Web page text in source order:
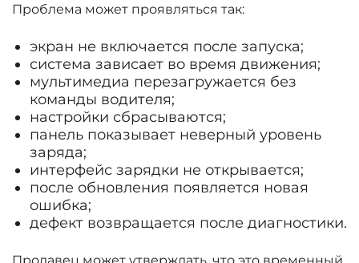
Проблема может проявляться так:
экран не включается после запуска;
система зависает во время движения;
мультимедиа перезагружается без
команды водителя;
настройки сбрасываются;
панель показывает неверный уровень
заряда;
интерфейс зарядки не открывается;
после обновления появляется новая
ошибка;
дефект возвращается после диагностики.